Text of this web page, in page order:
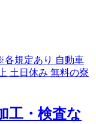
工・検査な